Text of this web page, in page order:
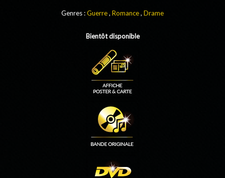
Genres :Guerre, Romance, Drame
Bientôt disponible